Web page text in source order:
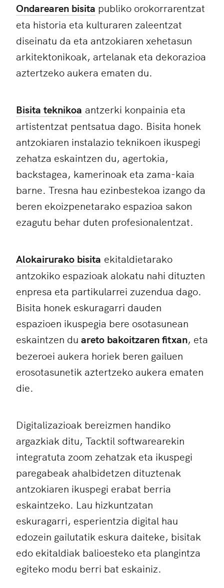
Ondarearen bisita publiko orokorrarentzat
eta historia eta kulturaren zaleentzat
diseinatu da eta antzokiaren xehetasun
arkitektonikoak, artelanak eta dekorazioa
aztertzeko aukera ematen du.
Bisita teknikoa antzerki konpainia eta
artistentzat pentsatua dago. Bisita honek
antzokiaren instalazio teknikoen ikuspegi
zehatza eskaintzen du, agertokia,
backstagea, kamerinoak eta zama-kaia
barne. Tresna hau ezinbestekoa izango da
beren ekoizpenetarako espazioa sakon
ezagutu behar duten profesionalentzat.
Alokairurako bisita ekitaldietarako
antzokiko espazioak alokatu nahi dituzten
enpresa eta partikularrei zuzendua dago.
Bisita honek eskuragarri dauden
espazioen ikuspegia bere osotasunean
eskaintzen du areto bakoitzaren fitxan, eta
bezeroei aukera horiek beren gailuen
erosotasunetik aztertzeko aukera ematen
die.
Digitalizazioak bereizmen handiko
argazkiak ditu, Tacktil softwarearekin
integratuta zoom zehatzak eta ikuspegi
paregabeak ahalbidetzen dituztenak
antzokiaren ikuspegi erabat berria
eskaintzeko. Lau hizkuntzatan
eskuragarri, esperientzia digital hau
edozein gailutatik eskura daiteke, bisitak
edo ekitaldiak balioesteko eta plangintza
egiteko modu berri bat eskainiz.